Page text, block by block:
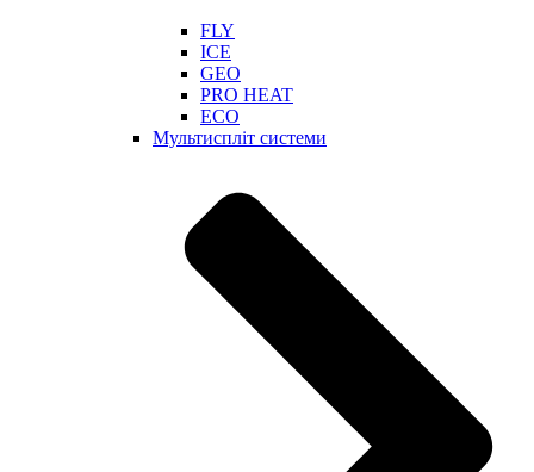
FLY
ICE
GEO
PRO HEAT
ECO
Мультиспліт системи